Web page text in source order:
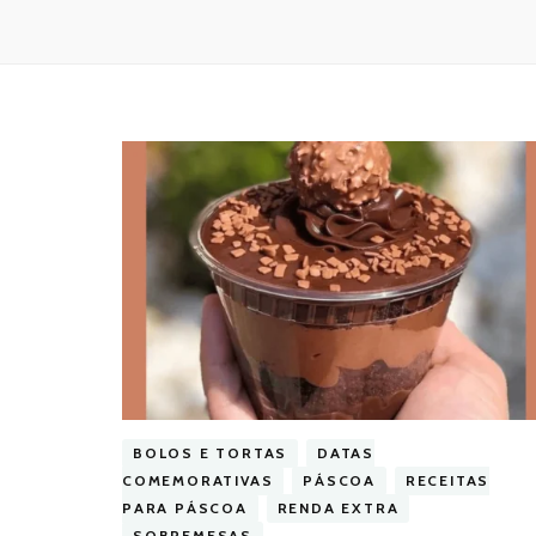
BOLOS E TORTAS
DATAS
COMEMORATIVAS
PÁSCOA
RECEITAS
PARA PÁSCOA
RENDA EXTRA